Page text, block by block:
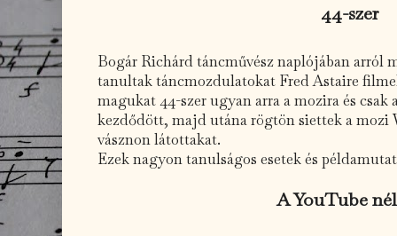
44-szer
Bogár Richárd táncművész naplójában arról
tanultak táncmozdulatokat Fred Astaire
magukat 44-szer ugyan arra a mozira és csak
kezdődött, majd utána rögtön siettek a mozi
vásznon látottakat.
Ezek nagyon tanulságos esetek és
A YouTube